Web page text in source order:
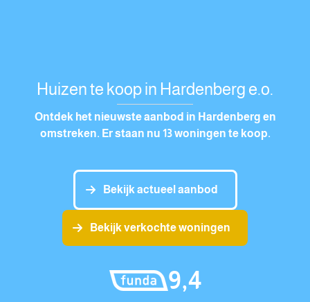
Huizen te koop in Hardenberg e.o.
Ontdek het nieuwste aanbod in Hardenberg en
omstreken. Er staan nu 13 woningen te koop.
Bekijk actueel aanbod
Bekijk verkochte woningen
9,4